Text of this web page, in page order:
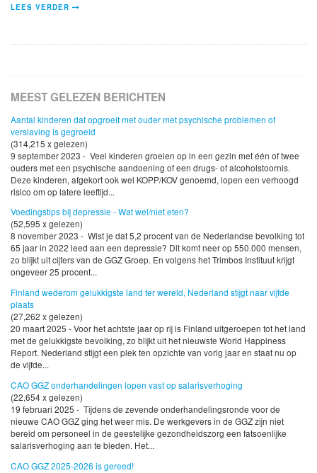
LEES VERDER
MEEST GELEZEN BERICHTEN
Aantal kinderen dat opgroeit met ouder met psychische problemen of
verslaving is gegroeid
(314,215 x gelezen)
9 september 2023 - Veel kinderen groeien op in een gezin met één of twee
ouders met een psychische aandoening of een drugs- of alcoholstoornis.
Deze kinderen, afgekort ook wel KOPP/KOV genoemd, lopen een verhoogd
risico om op latere leeftijd...
Voedingstips bij depressie - Wat wel/niet eten?
(52,595 x gelezen)
8 november 2023 - Wist je dat 5,2 procent van de Nederlandse bevolking tot
65 jaar in 2022 leed aan een depressie? Dit komt neer op 550.000 mensen,
zo blijkt uit cijfers van de GGZ Groep. En volgens het Trimbos Instituut krijgt
ongeveer 25 procent...
Finland wederom gelukkigste land ter wereld, Nederland stijgt naar vijfde
plaats
(27,262 x gelezen)
20 maart 2025 - Voor het achtste jaar op rij is Finland uitgeroepen tot het land
met de gelukkigste bevolking, zo blijkt uit het nieuwste World Happiness
Report. Nederland stijgt een plek ten opzichte van vorig jaar en staat nu op
de vijfde...
CAO GGZ onderhandelingen lopen vast op salarisverhoging
(22,654 x gelezen)
19 februari 2025 - Tijdens de zevende onderhandelingsronde voor de
nieuwe CAO GGZ ging het weer mis. De werkgevers in de GGZ zijn niet
bereid om personeel in de geestelijke gezondheidszorg een fatsoenlijke
salarisverhoging aan te bieden. Het...
CAO GGZ 2025-2026 is gereed!